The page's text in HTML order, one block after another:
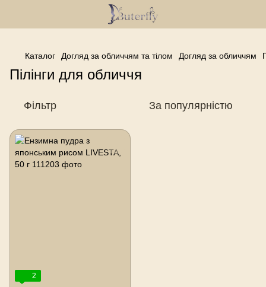
------------------------------------------------
Каталог Догляд за обличчям та тілом Догляд за обличчям
Пілінги для обличчя
Фільтр За популярністю
2